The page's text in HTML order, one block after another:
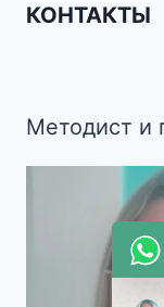
КОНТАКТЫ
Методист и